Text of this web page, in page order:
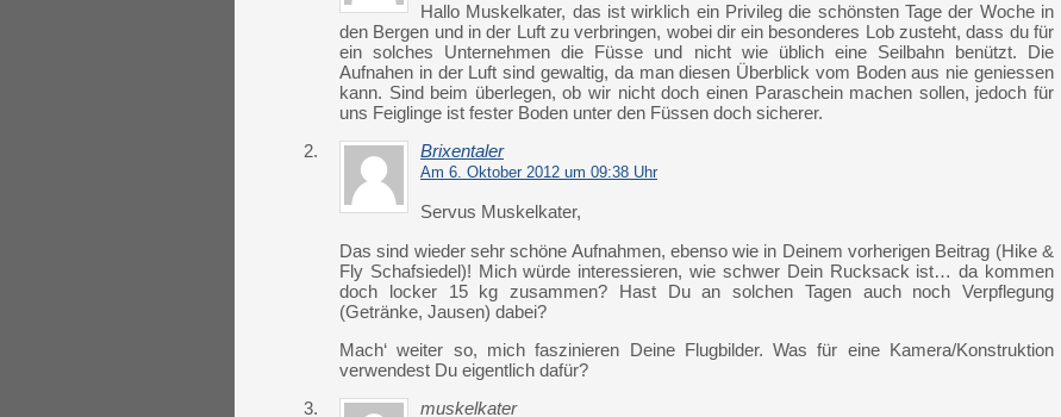
Hallo Muskelkater, das ist wirklich ein Privileg die schönsten Tage der Woche in
den Bergen und in der Luft zu verbringen, wobei dir ein besonderes Lob zusteht, dass du für
ein solches Unternehmen die Füsse und nicht wie üblich eine Seilbahn benützt. Die
Aufnahen in der Luft sind gewaltig, da man diesen Überblick vom Boden aus nie geniessen
kann. Sind beim überlegen, ob wir nicht doch einen Paraschein machen sollen, jedoch für
uns Feiglinge ist fester Boden unter den Füssen doch sicherer.
2.
Brixentaler
Am 6. Oktober 2012 um 09:38 Uhr
Servus Muskelkater,
Das sind wieder sehr schöne Aufnahmen, ebenso wie in Deinem vorherigen Beitrag (Hike &
Fly Schafsiedel)! Mich würde interessieren, wie schwer Dein Rucksack ist… da kommen
doch locker 15 kg zusammen? Hast Du an solchen Tagen auch noch Verpflegung
(Getränke, Jausen) dabei?
Mach‘ weiter so, mich faszinieren Deine Flugbilder. Was für eine Kamera/Konstruktion
verwendest Du eigentlich dafür?
3.
muskelkater